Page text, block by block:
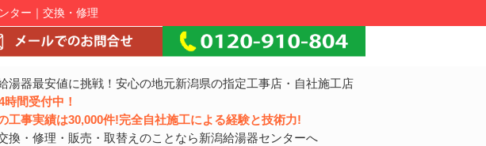
ター｜交換・修理
湯器最安値に挑戦！安心の地元新潟県の指定工事店・自社施工店
時間受付中！
工事実績は30,000件!完全自社施工による経験と技術力!
換・修理・販売・取替えのことなら新潟給湯器センターへ